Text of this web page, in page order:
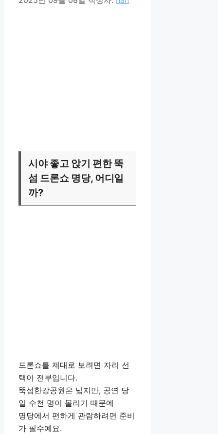
시야 좋고 앉기 편한 뚝
섬 드론쇼 명당, 어디일
까?
드론쇼를 제대로 보려면 자리 선
택이 전부입니다.
뚝섬한강공원은 넓지만, 공연 당
일 수천 명이 몰리기 때문에
명당에서 편하게 관람하려면 준비
가 필수예요.